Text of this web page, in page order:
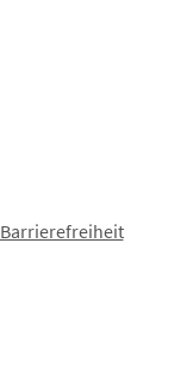
Barrierefreiheit